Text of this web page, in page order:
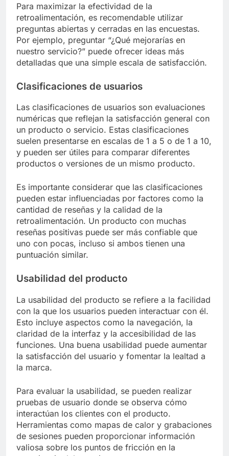
Para maximizar la efectividad de la
retroalimentación, es recomendable utilizar
preguntas abiertas y cerradas en las encuestas.
Por ejemplo, preguntar “¿Qué mejorarías en
nuestro servicio?” puede ofrecer ideas más
detalladas que una simple escala de satisfacción.
Clasificaciones de usuarios
Las clasificaciones de usuarios son evaluaciones
numéricas que reflejan la satisfacción general con
un producto o servicio. Estas clasificaciones
suelen presentarse en escalas de 1 a 5 o de 1 a 10,
y pueden ser útiles para comparar diferentes
productos o versiones de un mismo producto.
Es importante considerar que las clasificaciones
pueden estar influenciadas por factores como la
cantidad de reseñas y la calidad de la
retroalimentación. Un producto con muchas
reseñas positivas puede ser más confiable que
uno con pocas, incluso si ambos tienen una
puntuación similar.
Usabilidad del producto
La usabilidad del producto se refiere a la facilidad
con la que los usuarios pueden interactuar con él.
Esto incluye aspectos como la navegación, la
claridad de la interfaz y la accesibilidad de las
funciones. Una buena usabilidad puede aumentar
la satisfacción del usuario y fomentar la lealtad a
la marca.
Para evaluar la usabilidad, se pueden realizar
pruebas de usuario donde se observa cómo
interactúan los clientes con el producto.
Herramientas como mapas de calor y grabaciones
de sesiones pueden proporcionar información
valiosa sobre los puntos de fricción en la